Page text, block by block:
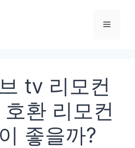
메
tv 리모컨
환 리모컨
좋을까?